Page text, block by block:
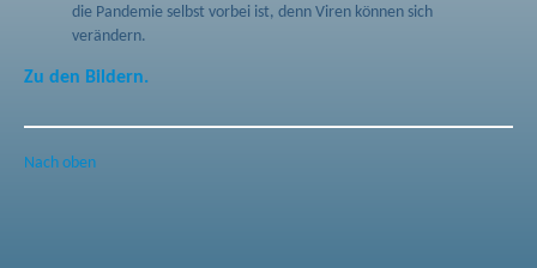
die Pandemie selbst vorbei ist, denn Viren können sich
verändern.
Zu den Bildern.
Nach oben